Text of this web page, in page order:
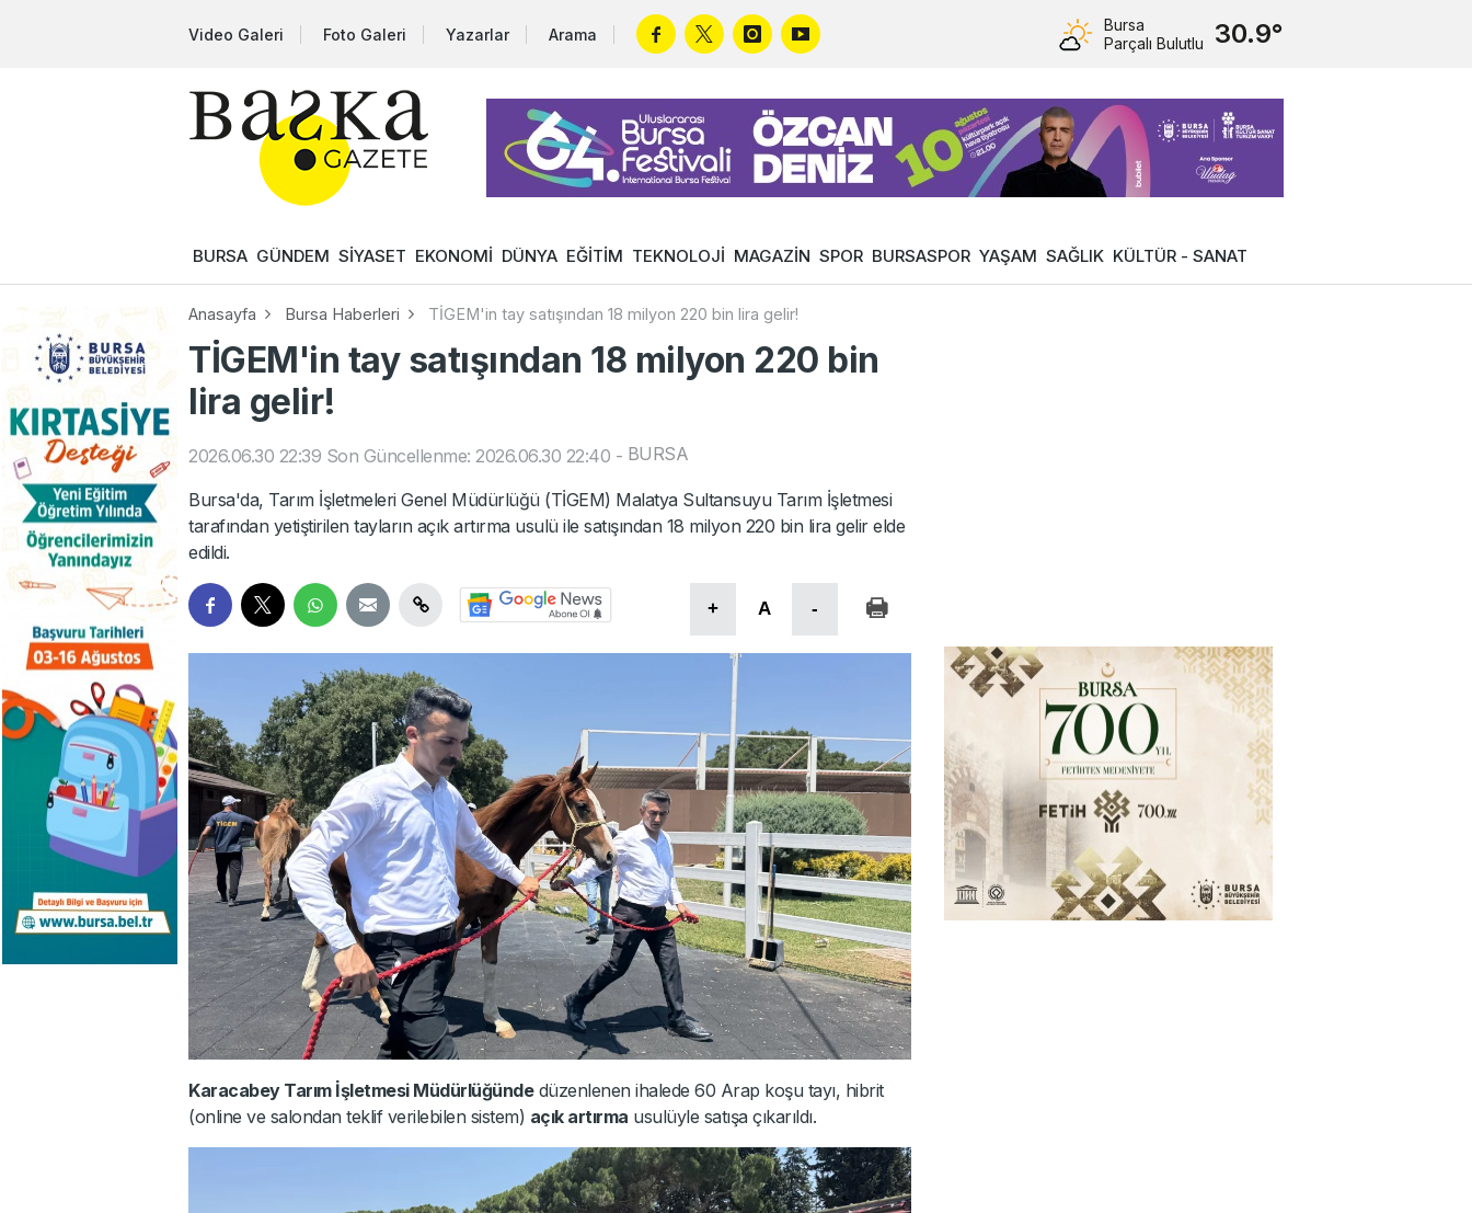
Video Galeri Foto Galeri Yazarlar Arama
Bursa
Parçalı Bulutlu
30.9°
BURSA GÜNDEM SİYASET EKONOMİ DÜNYA EĞİTİM TEKNOLOJİ MAGAZİN SPOR BURSASPOR YAŞAM SAĞLIK KÜLTÜR - SANAT
Anasayfa Bursa Haberleri TİGEM'in tay satışından 18 milyon 220 bin lira gelir!
TİGEM'in tay satışından 18 milyon 220 bin
lira gelir!
2026.06.30 22:39 Son Güncellenme: 2026.06.30 22:40 - BURSA
Bursa'da, Tarım İşletmeleri Genel Müdürlüğü (TİGEM) Malatya Sultansuyu Tarım İşletmesi
tarafından yetiştirilen tayların açık artırma usulü ile satışından 18 milyon 220 bin lira gelir elde
edildi.
+ A -
Karacabey Tarım İşletmesi Müdürlüğündedüzenlenen ihalede 60 Arap koşu tayı, hibrit
(online ve salondan teklif verilebilen sistem) açık artırma usulüyle satışa çıkarıldı.